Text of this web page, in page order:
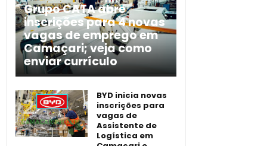
Grupo CATA abre
inscrições para 4 novas
vagas de emprego em
Camaçari; veja como
enviar currículo
BYD inicia novas
inscrições para
vagas de
Assistente de
Logística em